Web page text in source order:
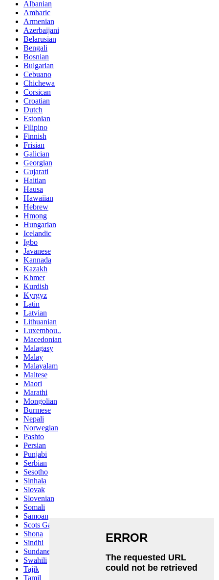
Albanian
Amharic
Armenian
Azerbaijani
Belarusian
Bengali
Bosnian
Bulgarian
Cebuano
Chichewa
Corsican
Croatian
Dutch
Estonian
Filipino
Finnish
Frisian
Galician
Georgian
Gujarati
Haitian
Hausa
Hawaiian
Hebrew
Hmong
Hungarian
Icelandic
Igbo
Javanese
Kannada
Kazakh
Khmer
Kurdish
Kyrgyz
Latin
Latvian
Lithuanian
Luxembou..
Macedonian
Malagasy
Malay
Malayalam
Maltese
Maori
Marathi
Mongolian
Burmese
Nepali
Norwegian
Pashto
Persian
Punjabi
Serbian
Sesotho
Sinhala
Slovak
Slovenian
Somali
Samoan
Scots Gaelic
Shona
Sindhi
Sundanese
Swahili
Tajik
Tamil